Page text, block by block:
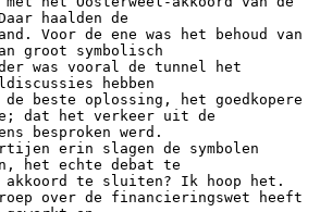
haalden de
Voor de ene was het behoud van
groot symbolisch
was vooral de tunnel het
hebben
beste oplossing, het goedkopere
dat het verkeer uit de
besproken werd.
erin slagen de symbolen
het echte debat te
akkoord te sluiten? Ik hoop het.
over de financieringswet heeft